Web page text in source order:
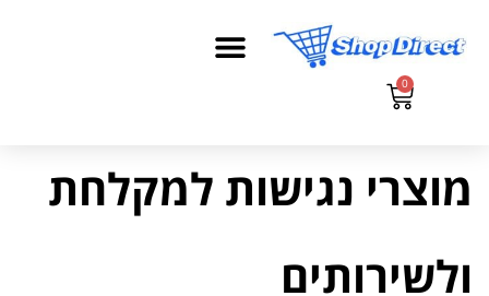
0
מוצרי נגישות למקלחת
ולשירותים